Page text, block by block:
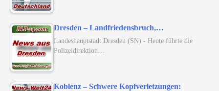
Dresden – Landfriedensbruch,…
Landeshauptstadt Dresden (SN) - Heute führte die
Polizeidirektion…
Koblenz – Schwere Kopfverletzungen: